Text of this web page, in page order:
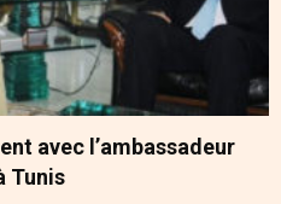
avec l’ambassadeur
Tunis